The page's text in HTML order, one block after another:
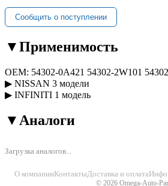
Сообщить о поступлении
▼Применимость
OEM: 54302-0A421 54302-2W101
▶ NISSAN 3 модели
▶ INFINITI 1 модель
▼ Аналоги
Загрузка аналогов...
О компанииКонтактыДоставка и оплата
© 2026 Omega-Auto-